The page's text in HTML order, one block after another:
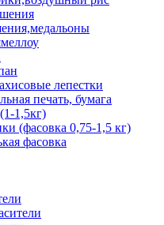
лепестки
печать, бумага
1,5кг)
(фасовка 0,75-1,5 кг)
фасовка